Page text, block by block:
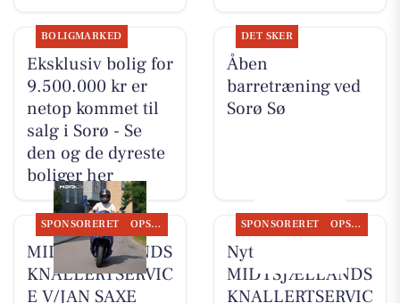
BOLIGMARKED
Eksklusiv bolig for
9.500.000 kr er
netop kommet til
salg i Sorø - Se
den og de dyreste
boliger her
DET SKER
Åben
barretræning ved
Sorø Sø
SPONSORERET OPSLAGSTAVLEN
MIDTSJÆLLANDS
KNALLERTSERVIC
E V/JAN SAXE
SPONSORERET OPSLAGSTAVLEN
Nyt fra
MIDTSJÆLLANDS
KNALLERTSERVIC